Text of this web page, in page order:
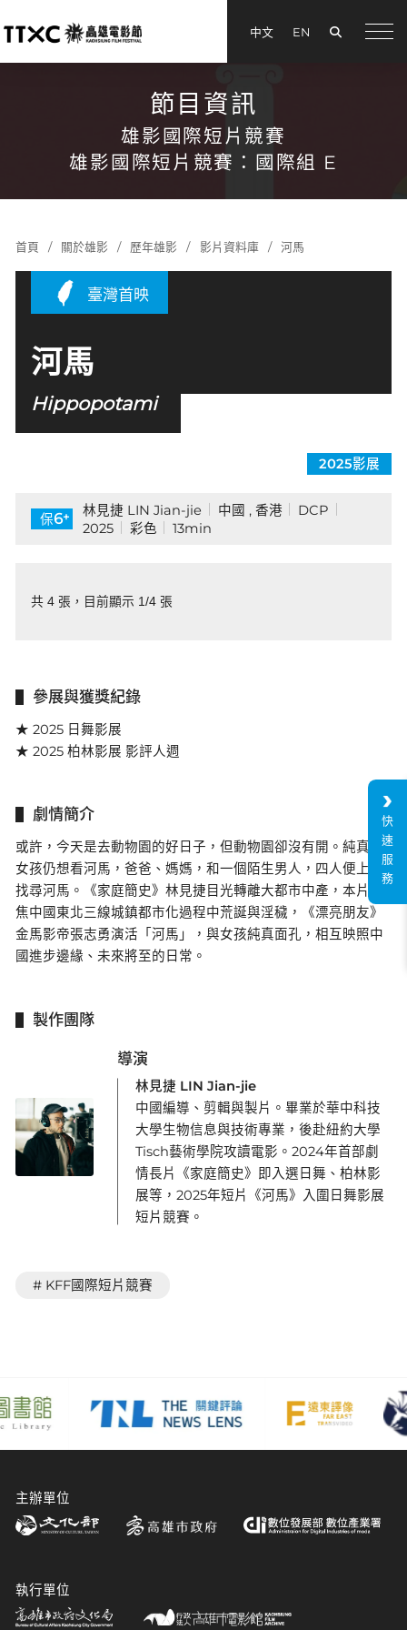
中文 EN
節目資訊
雄影國際短片競賽
雄影國際短片競賽：國際組 E
首頁 關於雄影 歷年雄影 影片資料庫 河馬
臺灣首映
河馬
Hippopotami
2025影展
保6+ 林見捷 LIN Jian-jie 中國 , 香港
DCP
2025
彩色 13min
共 4 張，目前顯示 1/4 張
參展與獲獎紀錄
★ 2025 日舞影展
★ 2025 柏林影展 影評人週
劇情簡介
或許，今天是去動物園的好日子，但動物園卻沒有開。純真小
女孩仍想看河馬，爸爸、媽媽，和一個陌生男人，四人便上路
找尋河馬。《家庭簡史》林見捷目光轉離大都市中產，本片聚
焦中國東北三線城鎮都市化過程中荒誕與淫穢，《漂亮朋友》
金馬影帝張志勇演活「河馬」，與女孩純真面孔，相互映照中
國進步邊緣、未來將至的日常。
製作團隊
導演
林見捷 LIN Jian-jie
中國編導、剪輯與製片。畢業於華中科技
大學生物信息與技術專業，後赴紐約大學
Tisch藝術學院攻讀電影。2024年首部劇
情長片《家庭簡史》即入選日舞、柏林影
展等，2025年短片《河馬》入圍日舞影展
短片競賽。
# KFF國際短片競賽
主辦單位
執行單位
快
速
服
務